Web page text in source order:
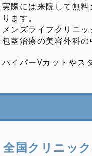
実際には来院して無
ります。
メンズライフクリニ
包茎治療の美容外科
ハイパーVカットやス
全国クリニッ